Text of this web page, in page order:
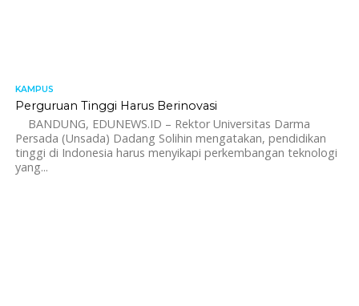
KAMPUS
Perguruan Tinggi Harus Berinovasi
BANDUNG, EDUNEWS.ID – Rektor Universitas Darma
Persada (Unsada) Dadang Solihin mengatakan, pendidikan
tinggi di Indonesia harus menyikapi perkembangan teknologi
yang...